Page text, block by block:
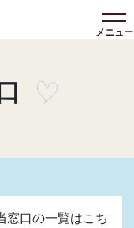
メニュー
口の一覧はこち